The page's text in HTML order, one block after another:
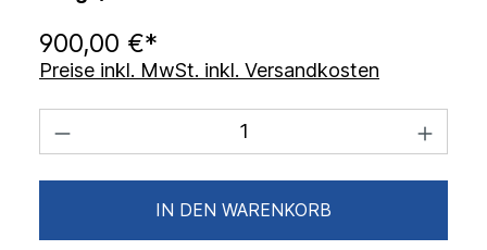
900,00 €*
Preise inkl. MwSt. inkl. Versandkosten
IN DEN WARENKORB